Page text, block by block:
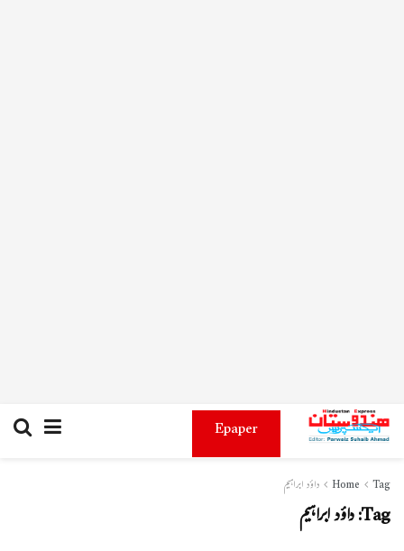
Epaper
Home Tag داؤد ابراہیم
Tag:داؤد ابراہیم